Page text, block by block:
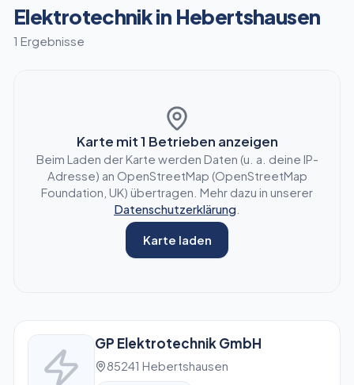
Elektrotechnik in Hebertshausen
1 Ergebnisse
Karte mit1 Betrieben anzeigen
Beim Laden der Karte werden Daten (u. a. deine IP-
Adresse) an OpenStreetMap (OpenStreetMap
Foundation, UK) übertragen. Mehr dazu in unserer
Datenschutzerklärung
Karte laden
GP Elektrotechnik GmbH
85241 Hebertshausen